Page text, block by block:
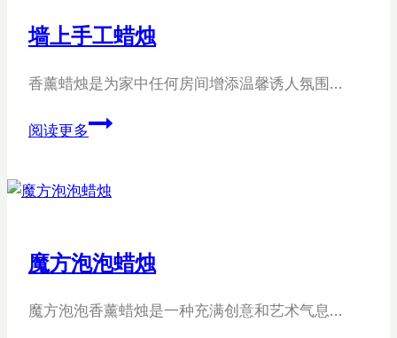
墙上手工蜡烛
香薰蜡烛是为家中任何房间增添温馨诱人氛围…
阅读更多墙
工
魔方泡泡蜡烛
魔方泡泡香薰蜡烛是一种充满创意和艺术气息…